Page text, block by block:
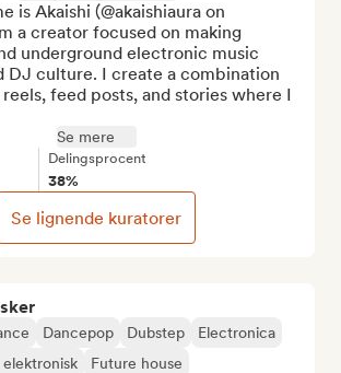
Dancepop Dubstep
Electronica
elektronisk
Future house
is Akaishi (@akaishiaura on
a creator focused on making
underground electronic music
DJ culture. I create a combination
feed posts, and stories where I
Se mere
Delingsprocent
38%
Se lignende kuratorer